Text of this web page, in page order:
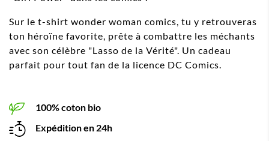
Sur le t-shirt wonder woman comics, tu y retrouveras
ton héroïne favorite, prête à combattre les méchants
avec son célèbre "Lasso de la Vérité". Un cadeau
parfait pour tout fan de la licence DC Comics.
100% coton bio
Expédition en 24h